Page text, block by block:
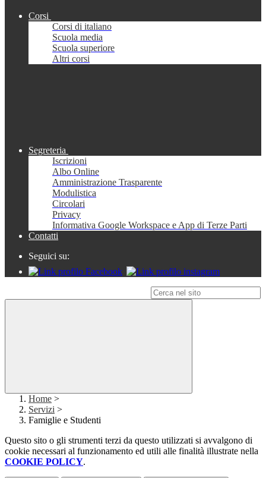
Corsi
Corsi di italiano
Scuola media
Scuola superiore
Altri corsi
Segreteria
Iscrizioni
Albo Online
Amministrazione Trasparente
Modulistica
Circolari
Privacy
Informativa Google Workspace e App di Terze Parti
Contatti
Seguici su:
Home >
Servizi >
Famiglie e Studenti
Questo sito o gli strumenti terzi da questo utilizzati si avvalgono di
cookie necessari al funzionamento ed utili alle finalità illustrate nella
COOKIE POLICY.